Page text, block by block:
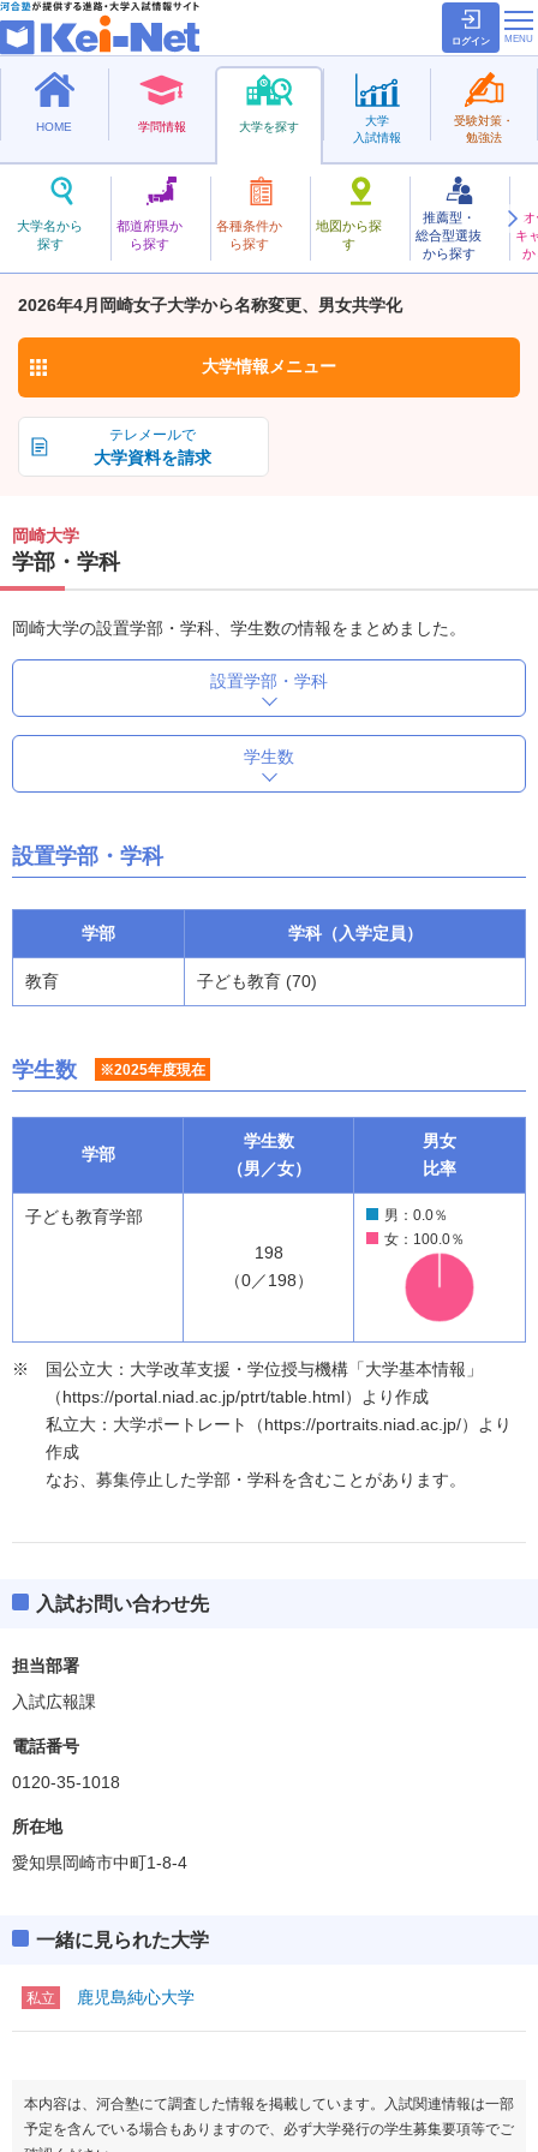
ログイン
HOME 学問情報 大学を探す
大学名から
探す
都道府県か
ら探す
各種条件か
ら探す
地図から探
す
推薦型・
総合型選抜
から探す
キ
か
大学
入試情報
受験対策・
勉強法
私立
おかざき
岡崎大学
2026年4月岡崎女子大学から名称変更、男女共学化
お気に入り
テレメールで
大学資料を請求
大学情報 メニュー
岡崎大学
学部・学科
岡崎大学の設置学部・学科、学生数の情報をまとめました。
設置学部・学科
学生数
設置学部・学科
学部 学科（入学定員）
教育 子ども教育 (70)
学生数 ※2025年度現在
学部
学生数
（男／女）
男女
比率
子ども教育学部
198
（0／198）
男：0.0％
女：100.0％
国公立大：大学改革支援・学位授与機構「大学基本情報」
（https://portal.niad.ac.jp/ptrt/table.html）より作成
私立大：大学ポートレート（https://portraits.niad.ac.jp/）より
作成
なお、募集停止した学部・学科を含むことがあります。
入試お問い合わせ先
担当部署
入試広報課
電話番号
0120-35-1018
所在地
愛知県岡崎市中町1-8-4
一緒に見られた大学
私立 鹿児島純心大学
本内容は、河合塾にて調査した情報を掲載しています。入試関連情報は一部
予定を含んでいる場合もありますので、必ず大学発行の学生募集要項等でご